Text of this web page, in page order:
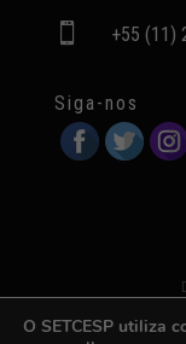
 +55 (11)
Siga-nos
O SETCESP utiliza